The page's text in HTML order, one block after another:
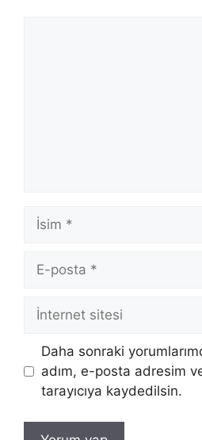
İsim
posta
İnternet
Daha sonraki
adım, e-posta adresim
tarayıcıya kaydedilsin.